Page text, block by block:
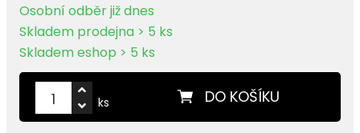
Osobní odběr již dnes
Skladem prodejna > 5 ks
Skladem eshop > 5 ks
DO KOŠÍKU
ks